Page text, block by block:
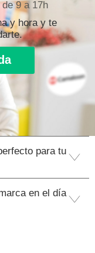
9 a 17h
y hora y te
para tu
en el día